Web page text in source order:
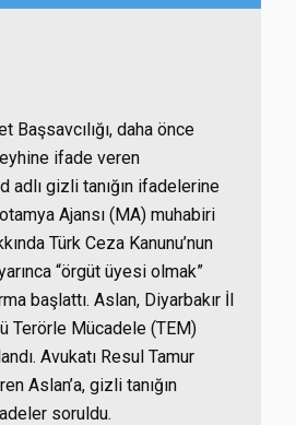
Başsavcılığı, daha önce
ifade veren
adlı gizli tanığın ifadelerine
Ajansı (MA) muhabiri
Türk Ceza Kanunu’nun
“örgüt üyesi olmak”
başlattı. Aslan, Diyarbakır İl
Terörle Mücadele (TEM)
Avukatı Resul Tamur
Aslan’a, gizli tanığın
soruldu.